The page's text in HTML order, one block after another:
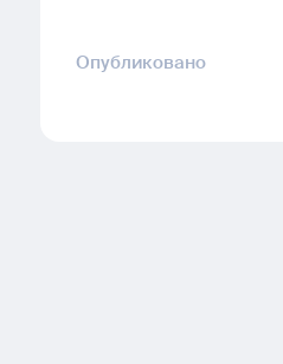
Опубликовано